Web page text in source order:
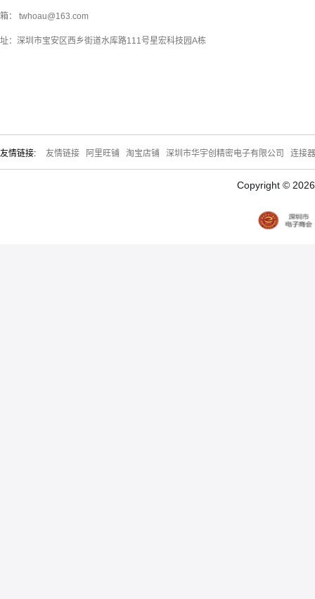
： twhoau@163.com
：深圳市宝安区西乡街道水库路111号星宏科技园A栋
友情链接: 友情链接 阿里旺铺 淘宝店铺 深圳市华宇创精密电子有限公司 连接
Copyright ©